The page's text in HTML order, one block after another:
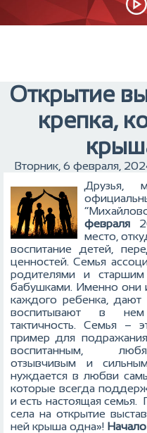
Открытие
крепка,
Вторник, 6 февраля,
Друзья,
февраля
место,
воспитание детей,
ценностей. Семья
родителями и
бабушками. Именно они
каждого ребенка, дают
воспитывают в нем
тактичность. Семья –
пример для
воспитанным,
отзывчивым и
нуждается в любви
которые всегда
и есть настоящая семья.
села на открытие
ней крыша одна»!